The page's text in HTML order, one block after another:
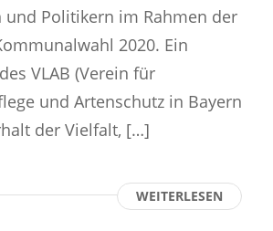
Politikern im Rahmen der
2020. Ein
VLAB (Verein für
und Artenschutz in Bayern
der Vielfalt, […]
WEITERLESEN